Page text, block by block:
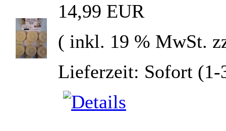
14,99 EUR
( inkl. 19 % MwSt.
Lieferzeit: Sofort (1-